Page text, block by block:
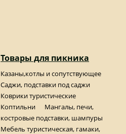
Товары для пикника
Казаны,котлы и сопутствующее
Саджи, подставки под саджи
Коврики туристические
Коптильни
Мангалы, печи,
костровые подставки, шампуры
Мебель туристическая, гамаки,